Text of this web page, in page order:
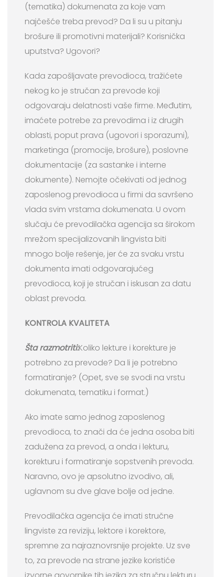
(tematika) dokumenata za koje vam
najčešće treba prevod? Da li su u pitanju
brošure ili promotivni materijali? Korisnička
uputstva? Ugovori?
Kada zapošljavate prevodioca, tražićete
nekog ko je stručan za prevode koji
odgovaraju delatnosti vaše firme. Međutim,
imaćete potrebe za prevodima i iz drugih
oblasti, poput prava (ugovori i sporazumi),
marketinga (promocije, brošure), poslovne
dokumentacije (za sastanke i interne
dokumente). Nemojte očekivati od jednog
zaposlenog prevodioca u firmi da savršeno
vlada svim vrstama dokumenata. U ovom
slučaju će prevodilačka agencija sa širokom
mrežom specijalizovanih lingvista biti
mnogo bolje rešenje, jer će za svaku vrstu
dokumenta imati odgovarajućeg
prevodioca, koji je stručan i iskusan za datu
oblast prevoda.
KONTROLA KVALITETA
Šta razmotriti:Koliko lekture i korekture je
potrebno za prevode? Da li je potrebno
formatiranje? (Opet, sve se svodi na vrstu
dokumenata, tematiku i format.)
Ako imate samo jednog zaposlenog
prevodioca, to znači da će jedna osoba biti
zadužena za prevod, a onda i lekturu,
korekturu i formatiranje sopstvenih prevoda.
Naravno, ovo je apsolutno izvodivo, ali,
uglavnom su dve glave bolje od jedne.
Prevodilačka agencija će imati stručne
lingviste za reviziju, lektore i korektore,
spremne za najraznovrsnije projekte. Uz sve
to, za prevode na strane jezike koristiće